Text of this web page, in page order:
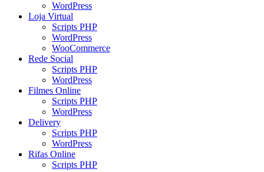
WordPress
Loja Virtual
Scripts PHP
WordPress
WooCommerce
Rede Social
Scripts PHP
WordPress
Filmes Online
Scripts PHP
WordPress
Delivery
Scripts PHP
WordPress
Rifas Online
Scripts PHP